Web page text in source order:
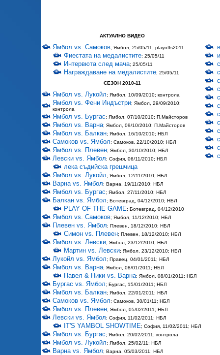
АКТУАЛНО ВИДЕО
Ямбол vs. Самоков; Ямбол, 25/05/11; playoffs2011
Фиестата на медалистите; 25/05/11
Интервюта след мача; 25/05/11
Награждаване на медалистите; 25/05/11
СЕЗОН 2010-11
Ямбол vs. Лукойл; Ямбол, 10/09/2010; контрола
Ямбол vs. Фени Индъстри; Ямбол, 29/09/2010;
контрола
Ямбол vs. Бургас; Ямбол, 07/10/2010; П.Майсторов
Ямбол vs. Варна; Ямбол, 09/10/2010; П.Майсторов
Ямбол vs. Балкан; Ямбол, 16/10/2010; НБЛ
Самоков vs. Ямбол; Самоков, 22/10/2010; НБЛ
Ямбол vs. Плевен; Ямбол, 30/10/2010; НБЛ
Левски vs. Ямбол; София, 06/11/2010; НБЛ
лека съдийска грешчица
Ямбол vs. Лукойл; Ямбол, 12/11/2010; НБЛ
Варна vs. Ямбол; Варна, 19/11/2010; НБЛ
Ямбол vs. Бургас; Ямбол, 27/11/2010; НБЛ
Балкан vs. Ямбол; Ботевград, 04/12/2010; НБЛ
PLAY OF THE GAME; Ботевград, 04/12/2010
Ямбол vs. Самоков; Ямбол, 11/12/2010; НБЛ
Плевен vs. Ямбол; Плевен, 18/12/2010; НБЛ
Симон vs. Плевен; Плевен, 18/12/2010; НБЛ
Ямбол vs. Левски; Ямбол, 23/12/2010; НБЛ
Мартин vs. Левски; Ямбол, 23/12/2010; НБЛ
Лукойл vs. Ямбол; Правец, 04/01/2011; НБЛ
Ямбол vs. Варна; Ямбол, 08/01/2011; НБЛ
Павел & Ники vs. Варна; Ямбол, 08/01/2011; НБЛ
Бургас vs. Ямбол; Бургас, 15/01/2011; НБЛ
Ямбол vs. Балкан; Ямбол, 22/01/2011; НБЛ
Самоков vs. Ямбол; Самоков, 30/01/11; НБЛ
Ямбол vs. Плевен; Ямбол, 05/02/2011; НБЛ
Левски vs. Ямбол; София, 11/02/2011; НБЛ
IT'S YAMBOL SHOWTIME; София, 11/02/2011; НБЛ
Ямбол vs. Бургас; Ямбол, 20/02/2011; контрола
Ямбол vs. Лукойл; Ямбол, 25/02/11; НБЛ
Варна vs. Ямбол; Варна, 05/03/2011; НБЛ